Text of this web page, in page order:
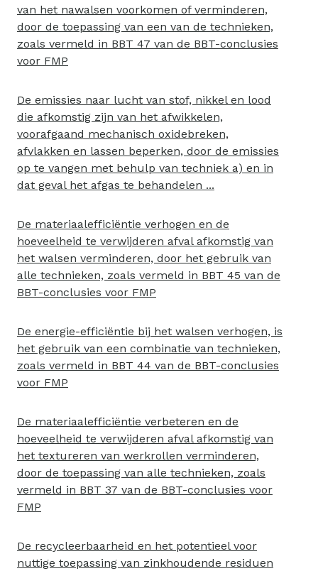
van het nawalsen voorkomen of verminderen,
door de toepassing van een van de technieken,
zoals vermeld in BBT 47 van de BBT-conclusies
voor FMP
De emissies naar lucht van stof, nikkel en lood
die afkomstig zijn van het afwikkelen,
voorafgaand mechanisch oxidebreken,
afvlakken en lassen beperken, door de emissies
op te vangen met behulp van techniek a) en in
dat geval het afgas te behandelen ...
De materiaalefficiëntie verhogen en de
hoeveelheid te verwijderen afval afkomstig van
het walsen verminderen, door het gebruik van
alle technieken, zoals vermeld in BBT 45 van de
BBT-conclusies voor FMP
De energie-efficiëntie bij het walsen verhogen, is
het gebruik van een combinatie van technieken,
zoals vermeld in BBT 44 van de BBT-conclusies
voor FMP
De materiaalefficiëntie verbeteren en de
hoeveelheid te verwijderen afval afkomstig van
het textureren van werkrollen verminderen,
door de toepassing van alle technieken, zoals
vermeld in BBT 37 van de BBT-conclusies voor
FMP
De recycleerbaarheid en het potentieel voor
nuttige toepassing van zinkhoudende residuen